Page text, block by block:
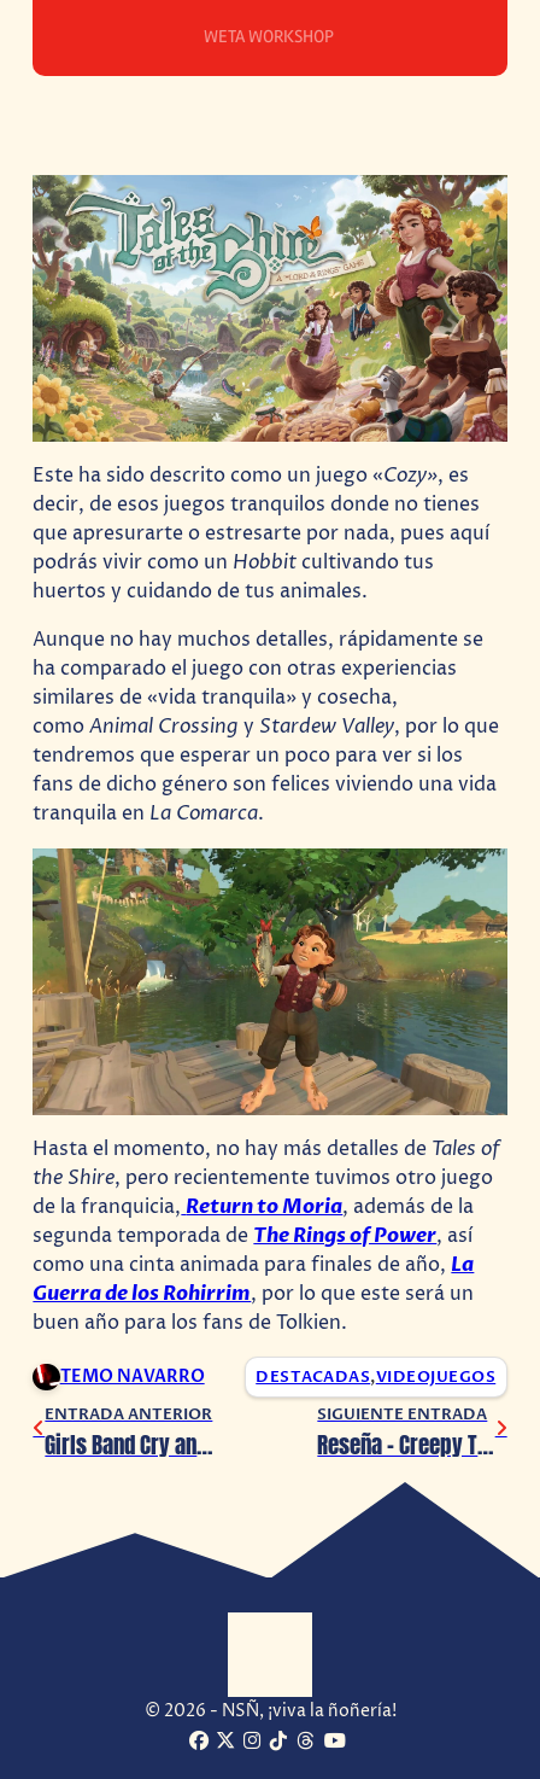
WETA WORKSHOP
Este ha sido descrito como un juego «Cozy», es
decir, de esos juegos tranquilos donde no tienes
que apresurarte o estresarte por nada, pues aquí
podrás vivir como un Hobbitcultivando tus
huertos y cuidando de tus animales.
Aunque no hay muchos detalles, rápidamente se
ha comparado el juego con otras experiencias
similares de «vida tranquila» y cosecha,
comoAnimal Crossingy Stardew Valley, por lo que
tendremos que esperar un poco para ver si los
fans de dicho género son felices viviendo una vida
tranquila en La Comarca.
Hasta el momento, no hay más detalles de Tales of
the Shire, pero recientemente tuvimos otro juego
de la franquicia, Return to Moria, además de la
segunda temporada de The Rings of Power, así
como una cinta animada para finales de año, La
Guerra de los Rohirrim, por lo que este será un
buen año para los fans de Tolkien.
TEMO NAVARRO DESTACADAS,VIDEOJUEGOS
ENTRADA ANTERIOR
Girls Band Cry anuncia su regreso (más o menos)
SIGUIENTE ENTRADA
Reseña – Creepy Tale: Some Other Place (Nintendo Switch)
© 2026 - NSÑ, ¡viva la ñoñería!